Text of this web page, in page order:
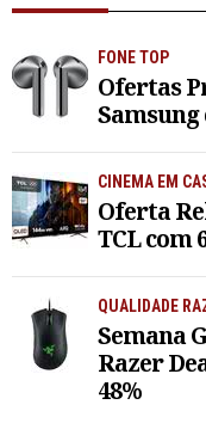
FONE TOP
Ofertas
Samsung
CINEMA EM
Oferta
TCL com
QUALIDADE
Semana
Razer
48%